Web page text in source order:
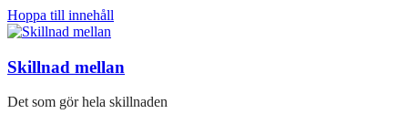
Hoppa till innehåll
Skillnad mellan
Det som gör hela skillnaden